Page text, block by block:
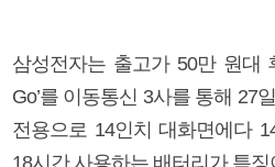
삼성전자는 출고가 50만 원대
Go’를 이동통신 3사를 통해 27
전용으로 14인치 대화면에다
18시간 사용하는 배터리가 특징